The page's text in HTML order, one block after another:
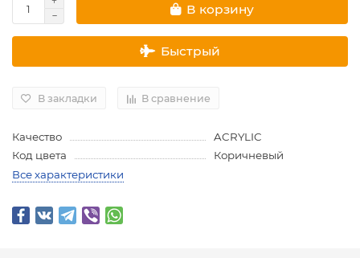
В корзину
Быстрый
В закладки В сравнение
Качество
ACRYLIC
Код цвета
Коричневый
Все характеристики